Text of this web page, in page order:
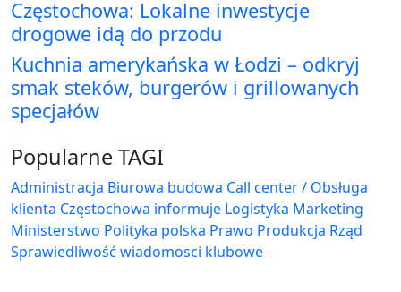
Częstochowa: Lokalne inwestycje
drogowe idą do przodu
Kuchnia amerykańska w Łodzi – odkryj
smak steków, burgerów i grillowanych
specjałów
Popularne TAGI
Administracja Biurowa budowa Call center / Obsługa
klienta Częstochowa informuje Logistyka Marketing
Ministerstwo Polityka polska Prawo Produkcja Rząd
Sprawiedliwość wiadomosci klubowe